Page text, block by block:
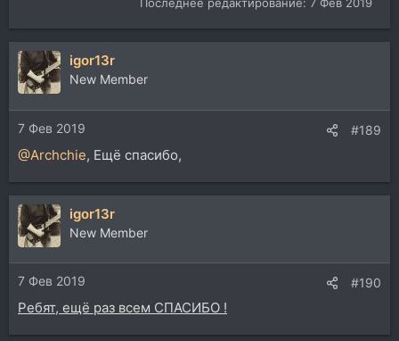
Последнее редактирование: 7 Фев 2019
igor13r
New Member
7 Фев 2019 #189
@Archchie, Ещё спасибо,
igor13r
New Member
7 Фев 2019 #190
Ребят, ещё раз всем СПАСИБО !